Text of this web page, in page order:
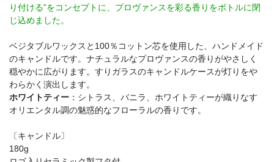
り付ける”をコンセプトに、プロヴァンスを彩る香りをボトルに閉
じ込めました。
ベジタブルワックスと100％コットン芯を使用した、ハンドメイド
のキャンドルです。ナチュラルなプロヴァンスの香りがやさしく
穏やかに広がります。すりガラスのキャンドルケースが灯りをや
わらかく演出します。
ホワイトティー：シトラス、バニラ、ホワイトティーが織りなす
オリエンタル調の魅惑的なフローラルの香りです。
〔キャンドル〕
180g